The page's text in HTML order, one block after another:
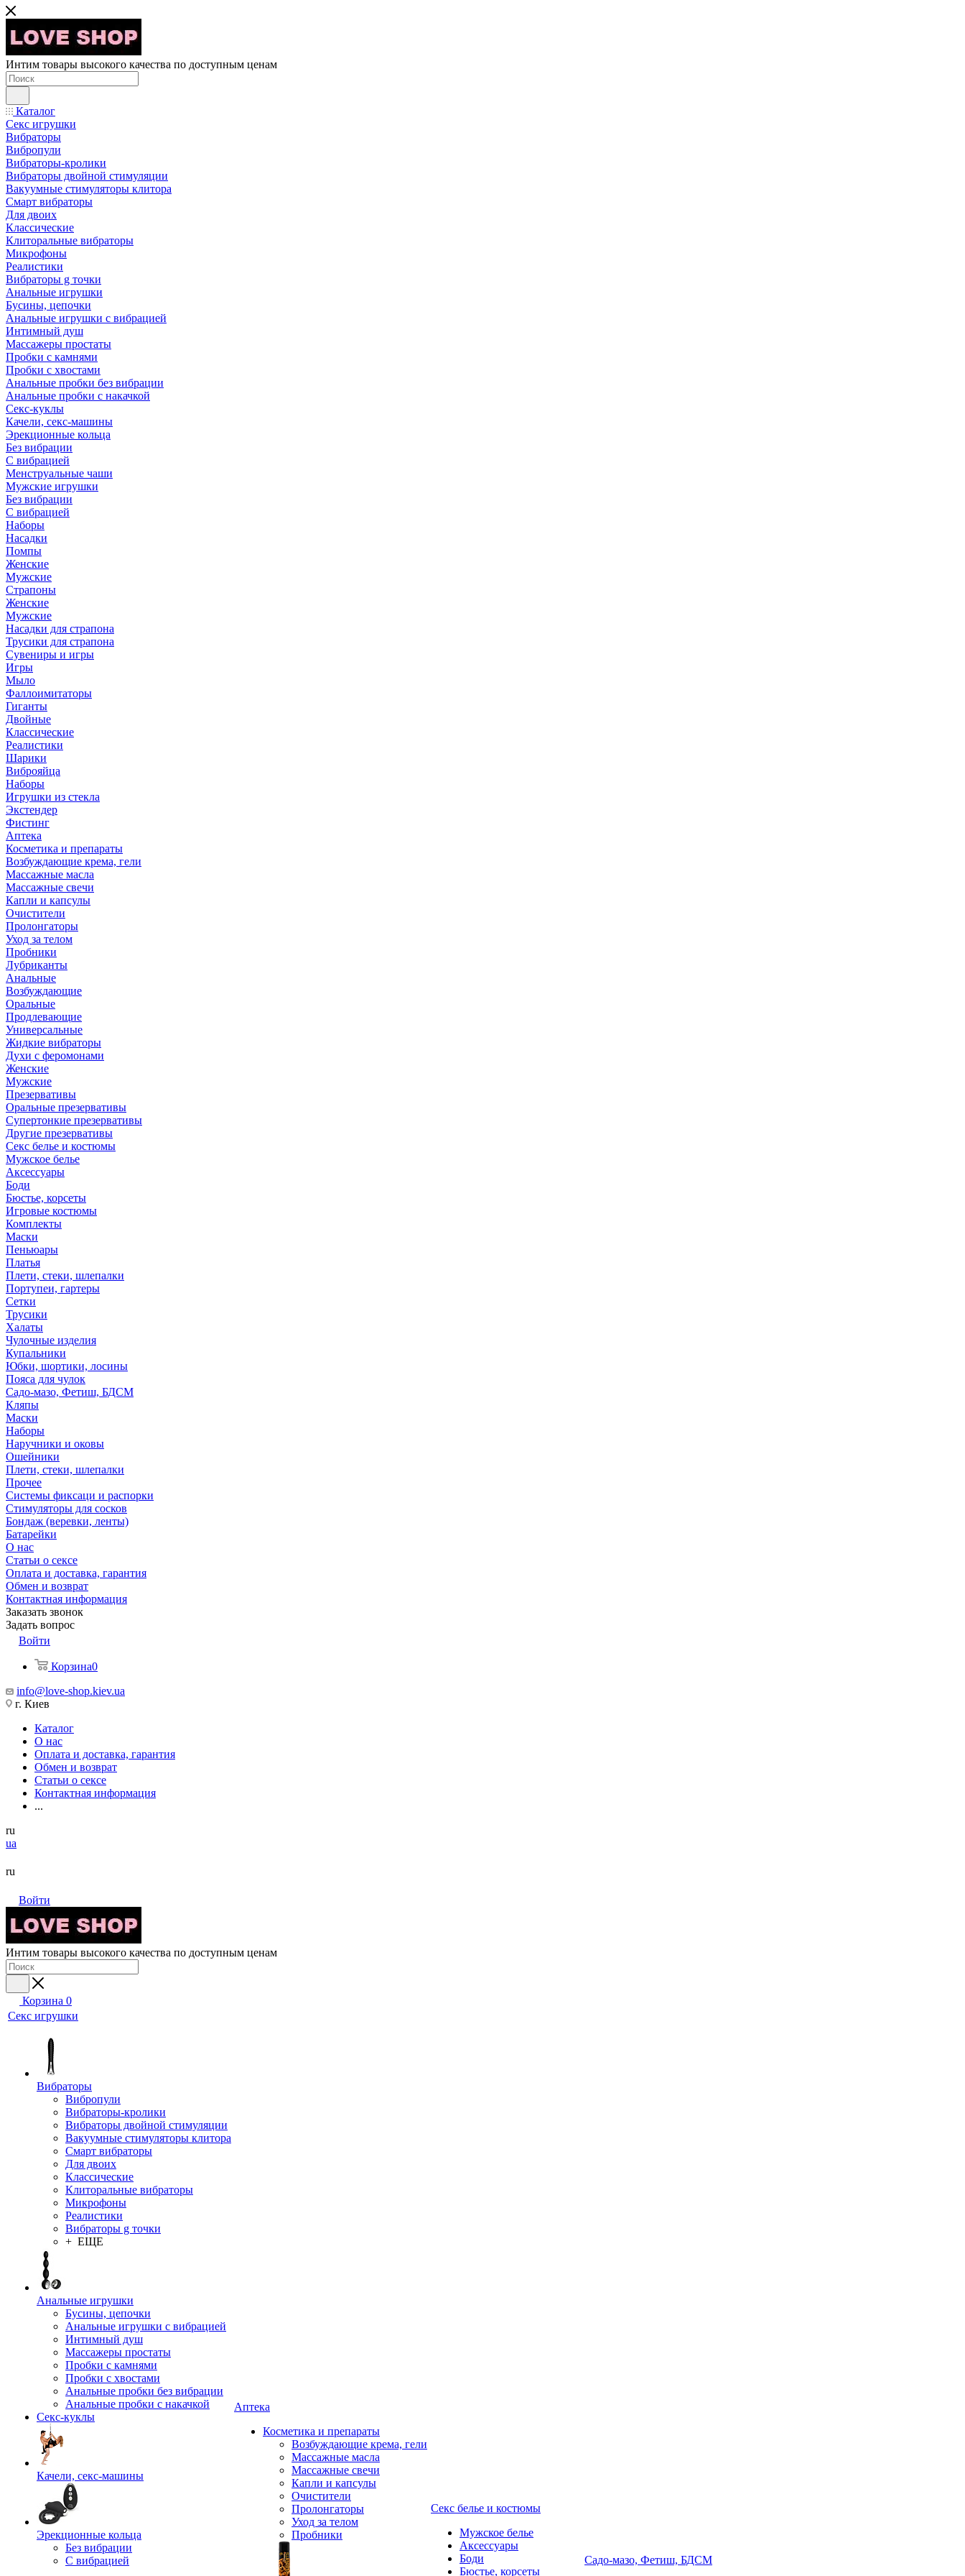
Интим товары высокого качества по доступным ценам
Каталог
Секс игрушки
Вибраторы
Вибропули
Вибраторы-кролики
Вибраторы двойной стимуляции
Вакуумные стимуляторы клитора
Смарт вибраторы
Для двоих
Классические
Клиторальные вибраторы
Микрофоны
Реалистики
Вибраторы g точки
Анальные игрушки
Бусины, цепочки
Анальные игрушки с вибрацией
Интимный душ
Массажеры простаты
Пробки с камнями
Пробки с хвостами
Анальные пробки без вибрации
Анальные пробки с накачкой
Секс-куклы
Качели, секс-машины
Эрекционные кольца
Без вибрации
С вибрацией
Менструальные чаши
Мужские игрушки
Без вибрации
С вибрацией
Наборы
Насадки
Помпы
Женские
Мужские
Страпоны
Женские
Мужские
Насадки для страпона
Трусики для страпона
Сувениры и игры
Игры
Мыло
Фаллоимитаторы
Гиганты
Двойные
Классические
Реалистики
Шарики
Виброяйца
Наборы
Игрушки из стекла
Экстендер
Фистинг
Аптека
Косметика и препараты
Возбуждающие крема, гели
Массажные масла
Массажные свечи
Капли и капсулы
Очистители
Пролонгаторы
Уход за телом
Пробники
Лубриканты
Анальные
Возбуждающие
Оральные
Продлевающие
Универсальные
Жидкие вибраторы
Духи с феромонами
Женские
Мужские
Презервативы
Оральные презервативы
Супертонкие презервативы
Другие презервативы
Секс белье и костюмы
Мужское белье
Аксессуары
Боди
Бюстье, корсеты
Игровые костюмы
Комплекты
Маски
Пеньюары
Платья
Плети, стеки, шлепалки
Портупеи, гартеры
Сетки
Трусики
Халаты
Чулочные изделия
Купальники
Юбки, шортики, лосины
Пояса для чулок
Садо-мазо, Фетиш, БДСМ
Кляпы
Маски
Наборы
Наручники и оковы
Ошейники
Плети, стеки, шлепалки
Прочее
Системы фиксаци и распорки
Стимуляторы для сосков
Бондаж (веревки, ленты)
Батарейки
О нас
Статьи о сексе
Оплата и доставка, гарантия
Обмен и возврат
Контактная информация
Заказать звонок
Задать вопрос
Войти
Корзина0
info@love-shop.kiev.ua
г. Киев
Каталог
О нас
Оплата и доставка, гарантия
Обмен и возврат
Статьи о сексе
Контактная информация
...
ru
ua
ru
Войти
Интим товары высокого качества по доступным ценам
Корзина 0
Секс игрушки
Вибраторы
Вибропули
Вибраторы-кролики
Вибраторы двойной стимуляции
Вакуумные стимуляторы клитора
Смарт вибраторы
Для двоих
Классические
Клиторальные вибраторы
Микрофоны
Реалистики
Вибраторы g точки
+ ЕЩЕ
Анальные игрушки
Бусины, цепочки
Анальные игрушки с вибрацией
Интимный душ
Массажеры простаты
Пробки с камнями
Пробки с хвостами
Анальные пробки без вибрации
Анальные пробки с накачкой
Секс-куклы
Качели, секс-машины
Эрекционные кольца
Без вибрации
С вибрацией
Аптека
Косметика и препараты
Возбуждающие крема, гели
Массажные масла
Массажные свечи
Капли и капсулы
Очистители
Пролонгаторы
Уход за телом
Пробники
Секс белье и костюмы
Мужское белье
Аксессуары
Боди
Бюстье, корсеты
Садо-мазо, Фетиш, БДСМ